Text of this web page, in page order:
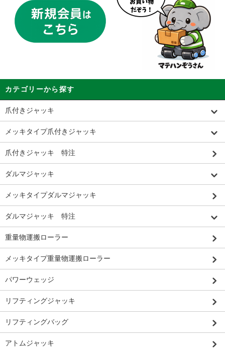
カテゴリーから探す
爪付きジャッキ
メッキタイプ爪付きジャッキ
爪付きジャッキ 特注
ダルマジャッキ
メッキタイプダルマジャッキ
ダルマジャッキ 特注
重量物運搬ローラー
メッキタイプ重量物運搬ローラー
パワーウェッジ
リフティングジャッキ
リフティングバッグ
アトムジャッキ